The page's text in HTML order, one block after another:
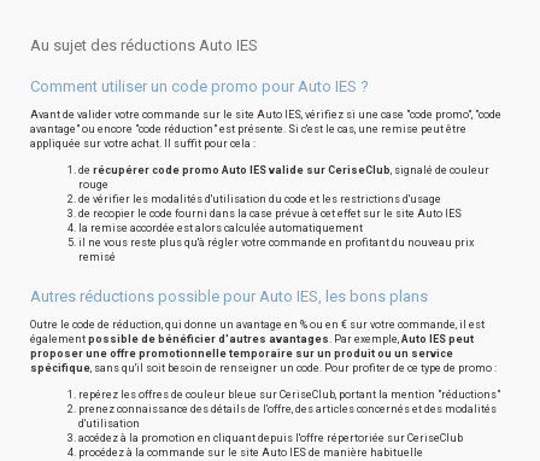
Au sujet des réductions Auto IES
Comment utiliser un code promo pour Auto IES ?
Avant de valider votre commande sur le site Auto IES, vérifiez si une case "code promo", "code
avantage" ou encore "code réduction" est présente. Si c'est le cas, une remise peut être
appliquée sur votre achat. Il suffit pour cela :
de récupérer code promo Auto IES valide sur CeriseClub, signalé de couleur
rouge
de vérifier les modalités d'utilisation du code et les restrictions d'usage
de recopier le code fourni dans la case prévue à cet effet sur le site Auto IES
la remise accordée est alors calculée automatiquement
il ne vous reste plus qu'à régler votre commande en profitant du nouveau prix
remisé
Autres réductions possible pour Auto IES, les bons plans
Outre le code de réduction, qui donne un avantage en % ou en € sur votre commande, il est
également possible de bénéficier d'autres avantages. Par exemple, Auto IES peut
proposer une offre promotionnelle temporaire sur un produit ou un service
spécifique, sans qu'il soit besoin de renseigner un code. Pour profiter de ce type de promo :
repérez les offres de couleur bleue sur CeriseClub, portant la mention "réductions"
prenez connaissance des détails de l'offre, des articles concernés et des modalités
d'utilisation
accédez à la promotion en cliquant depuis l'offre répertoriée sur CeriseClub
procédez à la commande sur le site Auto IES de manière habituelle